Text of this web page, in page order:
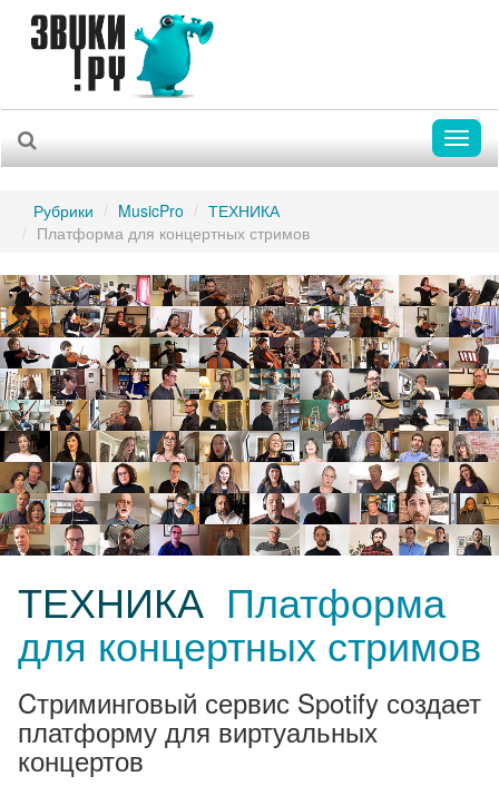
Рубрики MusicPro
ТЕХНИКА
Платформа для концертных стримов
ТЕХНИКА Платформа
для концертных стримов
Cтриминговый сервис Spotify создает
платформу для виртуальных
концертов